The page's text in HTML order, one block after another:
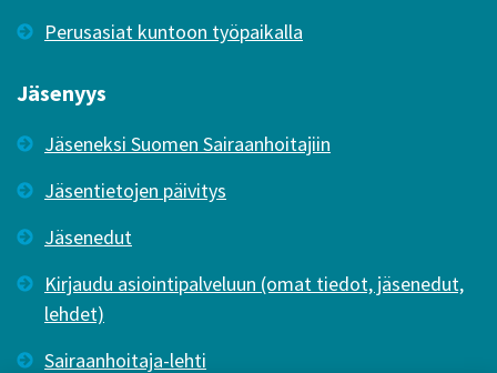
Perusasiat kuntoon työpaikalla
Jäsenyys
Jäseneksi Suomen Sairaanhoitajiin
Jäsentietojen päivitys
Jäsenedut
Kirjaudu asiointipalveluun (omat tiedot, jäsenedut,
lehdet)
Sairaanhoitaja-lehti